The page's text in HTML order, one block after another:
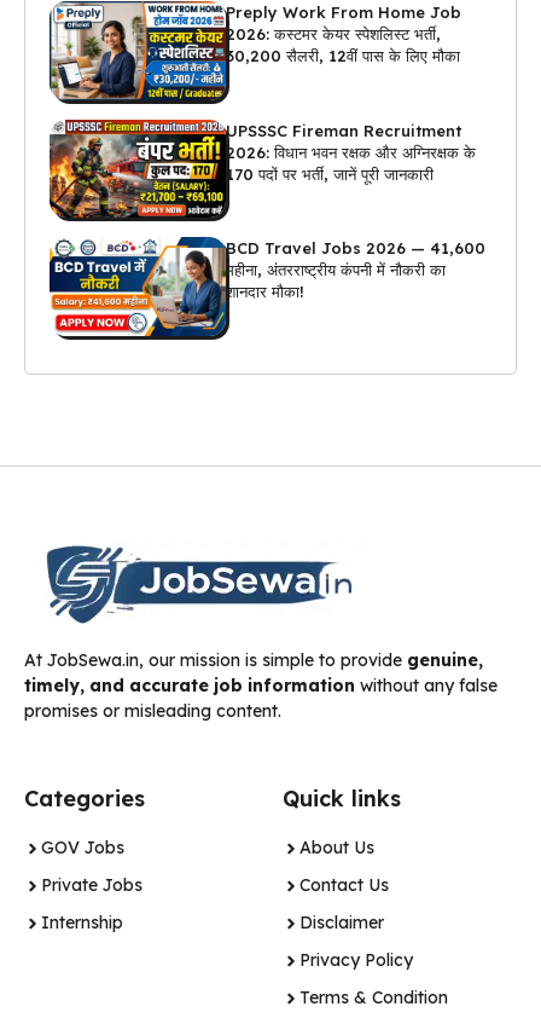
Preply Work From Home Job
2026: कस्टमर केयर स्पेशलिस्ट भर्ती,
₹30,200 सैलरी, 12वीं पास के लिए मौका
UPSSSC Fireman Recruitment
2026: विधान भवन रक्षक और अग्निरक्षक के
170 पदों पर भर्ती, जानें पूरी जानकारी
BCD Travel Jobs 2026 — ₹41,600
महीना, अंतरराष्ट्रीय कंपनी में नौकरी का
शानदार मौका!
At JobSewa.in, our mission is simple to provide genuine,
timely, and accurate job information without any false
promises or misleading content.
Categories
GOV Jobs
Private Jobs
Internship
Quick links
About Us
Contact Us
Disclaimer
Privacy Policy
Terms & Condition